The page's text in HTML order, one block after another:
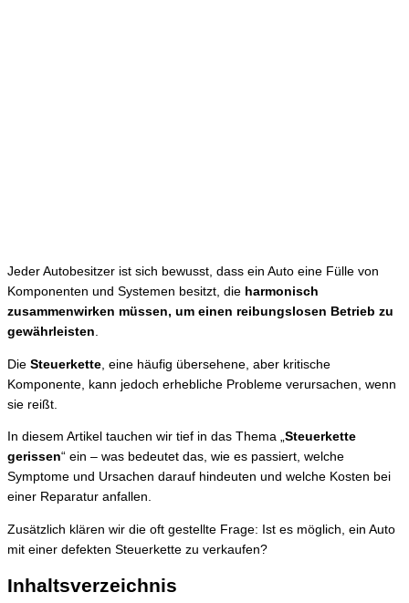
Jeder Autobesitzer ist sich bewusst, dass ein Auto eine Fülle von
Komponenten und Systemen besitzt, die harmonisch
zusammenwirken müssen, um einen reibungslosen Betrieb zu
gewährleisten
Die Steuerkette , eine häufig übersehene, aber kritische
Komponente, kann jedoch erhebliche Probleme verursachen, wenn
sie reißt.
In diesem Artikel tauchen wir tief in das Thema „Steuerkette
gerissen“ ein – was bedeutet das, wie es passiert, welche
Symptome und Ursachen darauf hindeuten und welche Kosten bei
einer Reparatur anfallen.
Zusätzlich klären wir die oft gestellte Frage: Ist es möglich, ein Auto
mit einer defekten Steuerkette zu verkaufen?
Inhaltsverzeichnis